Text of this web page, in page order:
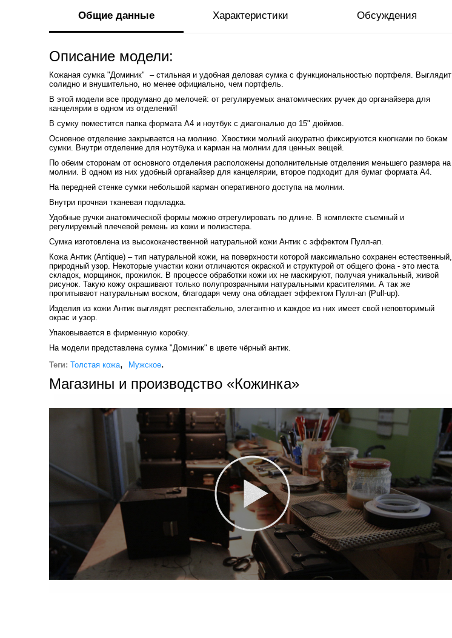
Общие данные Характеристики Обсуждения
Описание модели:
Кожаная сумка "Доминик" – стильная и удобная деловая сумка с функциональностью портфеля. Выглядит
солидно и внушительно, но менее официально, чем портфель.
В этой модели все продумано до мелочей: от регулируемых анатомических ручек до органайзера для
канцелярии в одном из отделений!
В сумку поместится папка формата А4 и ноутбук с диагональю до 15" дюймов.
Основное отделение закрывается на молнию. Хвостики молний аккуратно фиксируются кнопками по бокам
сумки. Внутри отделение для ноутбука и карман на молнии для ценных вещей.
По обеим сторонам от основного отделения расположены дополнительные отделения меньшего размера на
молнии. В одном из них удобный органайзер для канцелярии, второе подходит для бумаг формата А4.
На передней стенке сумки небольшой карман оперативного доступа на молнии.
Внутри прочная тканевая подкладка.
Удобные ручки анатомической формы можно отрегулировать по длине. В комплекте съемный и
регулируемый плечевой ремень из кожи и полиэстера.
Сумка изготовлена из высококачественной натуральной кожи Антик c эффектом Пулл-ап.
Кожа Антик (Antique) – тип натуральной кожи, на поверхности которой максимально сохранен естественный,
природный узор. Некоторые участки кожи отличаются окраской и структурой от общего фона - это места
складок, морщинок, прожилок. В процессе обработки кожи их не маскируют, получая уникальный, живой
рисунок. Такую кожу окрашивают только полупрозрачными натуральными красителями. А так же
пропитывают натуральным воском, благодаря чему она обладает эффектом Пулл-ап (Pull-up).
Изделия из кожи Антик выглядят респектабельно, элегантно и каждое из них имеет свой неповторимый
окрас и узор.
Упаковывается в фирменную коробку.
На модели представлена сумка "Доминик" в цвете чёрный антик.
Теги: Толстая кожа, Мужское.
Магазины и производство «Кожинка»